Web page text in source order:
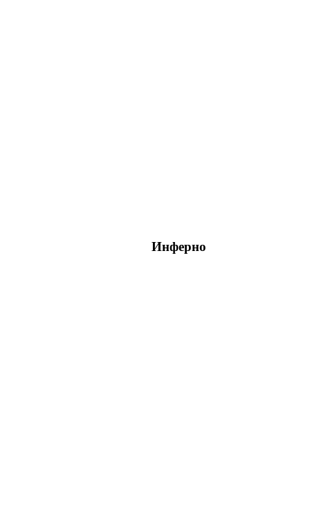
Инферно